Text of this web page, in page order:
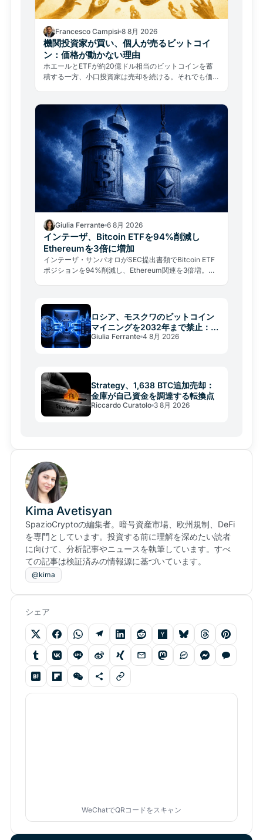
Francesco Campisi 8 8月 2026
機関投資家が買い、個人が売るビットコイ
ン：価格が動かない理由
ホエールとETFが約20億ドル相当のビットコインを蓄
積する一方、小口投資家は売却を続ける。それでも価格
Giulia Ferrante 6 8月 2026
インテーザ、Bitcoin ETFを94%削減し
Ethereumを3倍に増加
インテーザ・サンパオロがSEC提出書類でBitcoin ETF
ポジションを94%削減し、Ethereum関連を3倍増。し
ロシア、モスクワのビットコイン
マイニングを2032年まで禁止：電
力網の限界
Giulia Ferrante 4 8月 2026
Strategy、1,638 BTC追加売却：
金庫が自己資金を調達する転換点
Riccardo Curatolo 3 8月 2026
Kima Avetisyan
SpazioCryptoの編集者。暗号資産市場、欧州規制、DeFi
を専門としています。投資する前に理解を深めたい読者
に向けて、分析記事やニュースを執筆しています。すべ
ての記事は検証済みの情報源に基づいています。
@kima
シェア
WeChatでQRコードをスキャン